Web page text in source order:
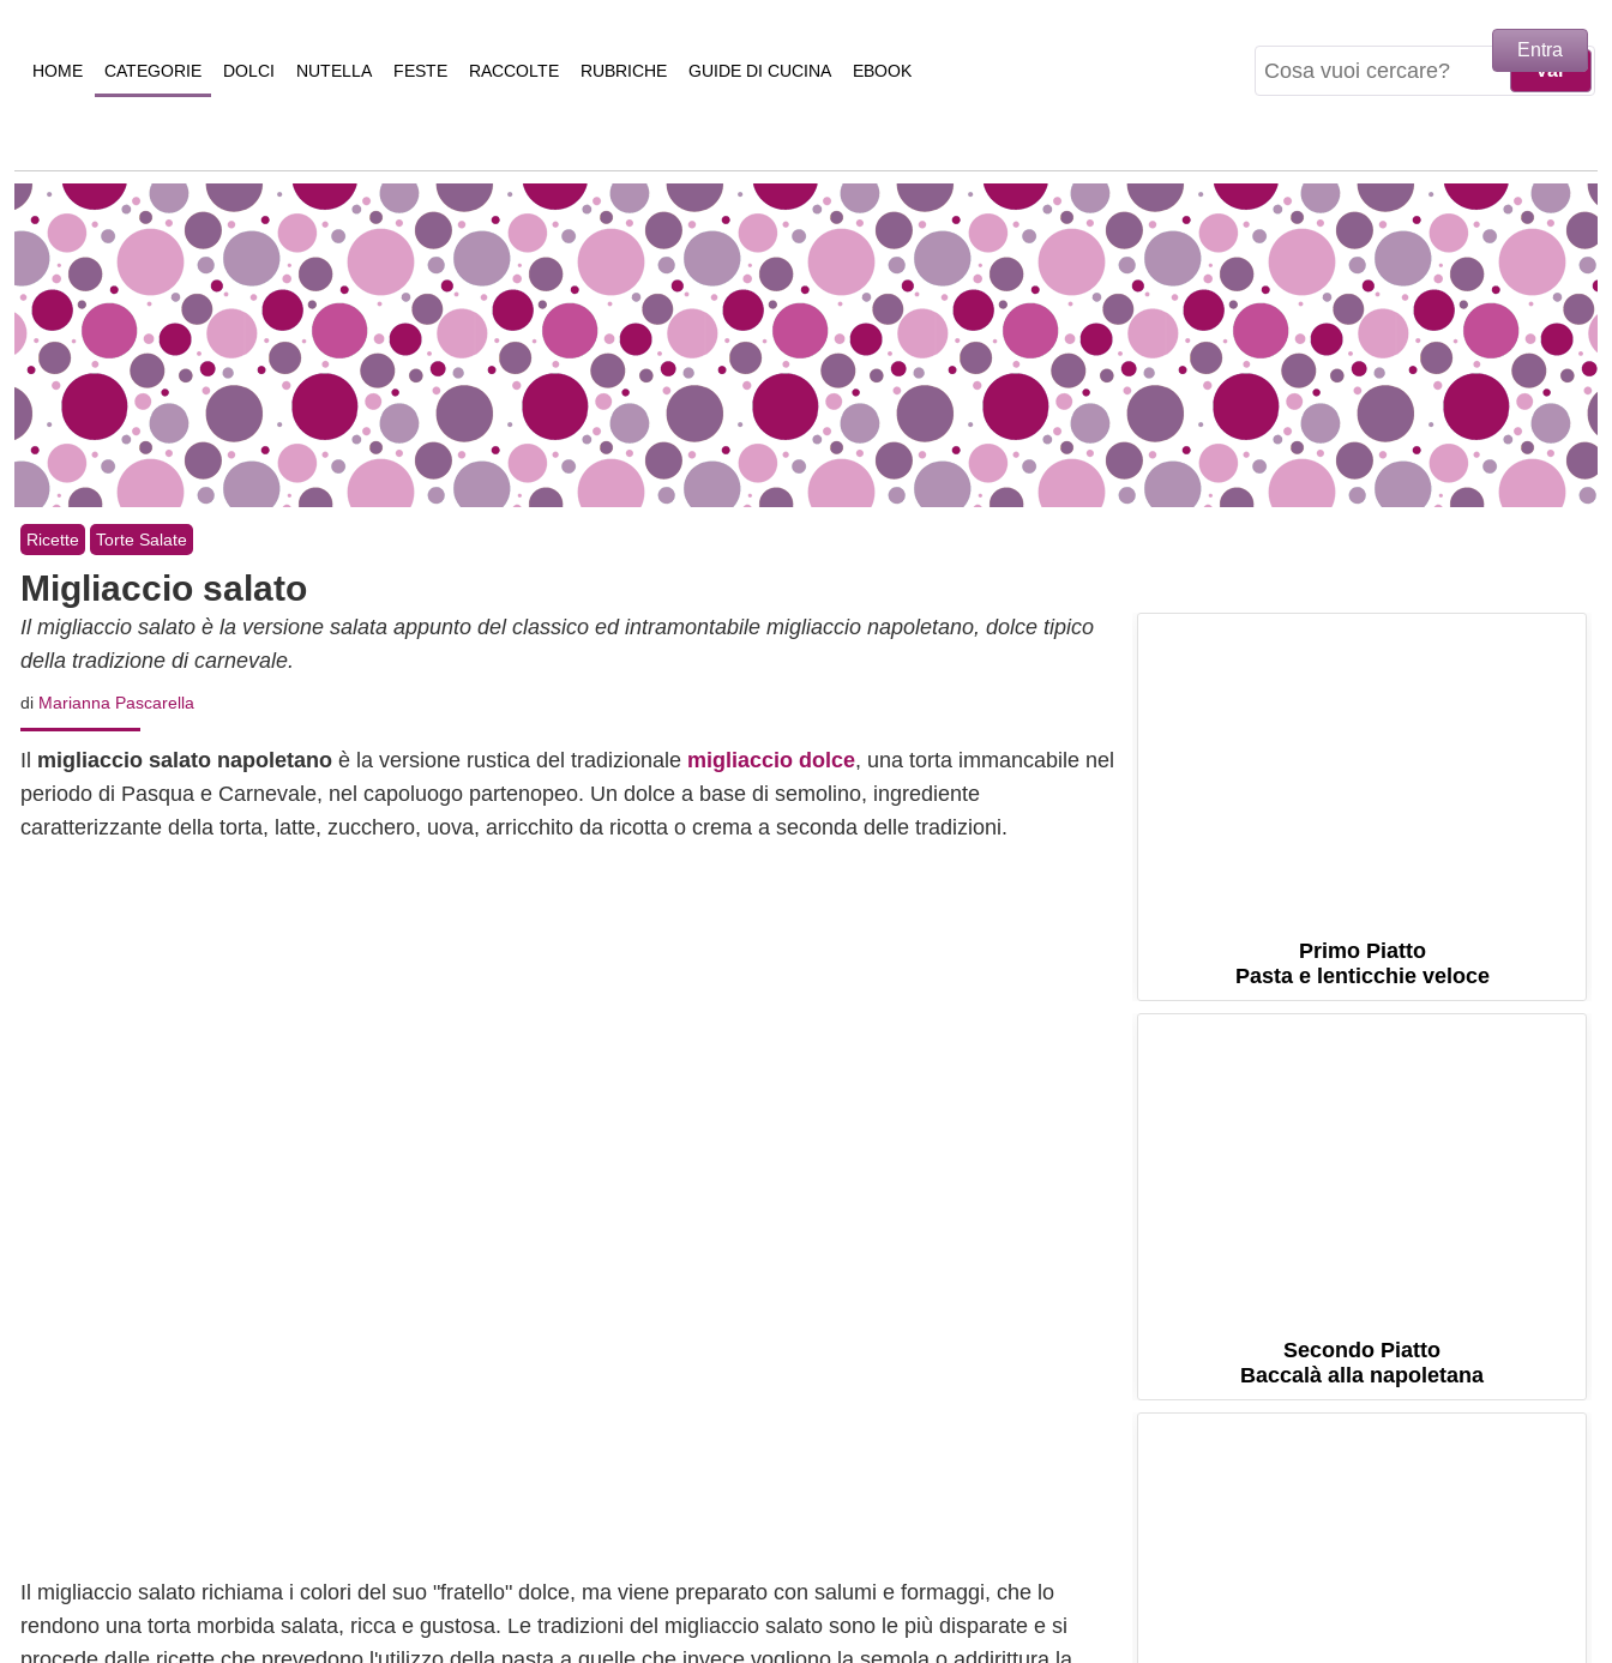
HOME CATEGORIE DOLCI NUTELLA FESTE RACCOLTE RUBRICHE GUIDE DI CUCINA EBOOK
Ricette Torte Salate
Migliaccio salato
Il migliaccio salato è la versione salata appunto del classico ed intramontabile migliaccio napoletano, dolce tipico
della tradizione di carnevale.
di Marianna Pascarella
Il migliaccio salato napoletano è la versione rustica del tradizionale migliaccio dolce, una torta immancabile nel
periodo di Pasqua e Carnevale, nel capoluogo partenopeo. Un dolce a base di semolino, ingrediente
caratterizzante della torta, latte, zucchero, uova, arricchito da ricotta o crema a seconda delle tradizioni.
Il migliaccio salato richiama i colori del suo "fratello" dolce, ma viene preparato con salumi e formaggi, che lo
rendono una torta morbida salata, ricca e gustosa. Le tradizioni del migliaccio salato sono le più disparate e si
Primo Piatto
Pasta e lenticchie veloce
Secondo Piatto
Baccalà alla napoletana
Entra